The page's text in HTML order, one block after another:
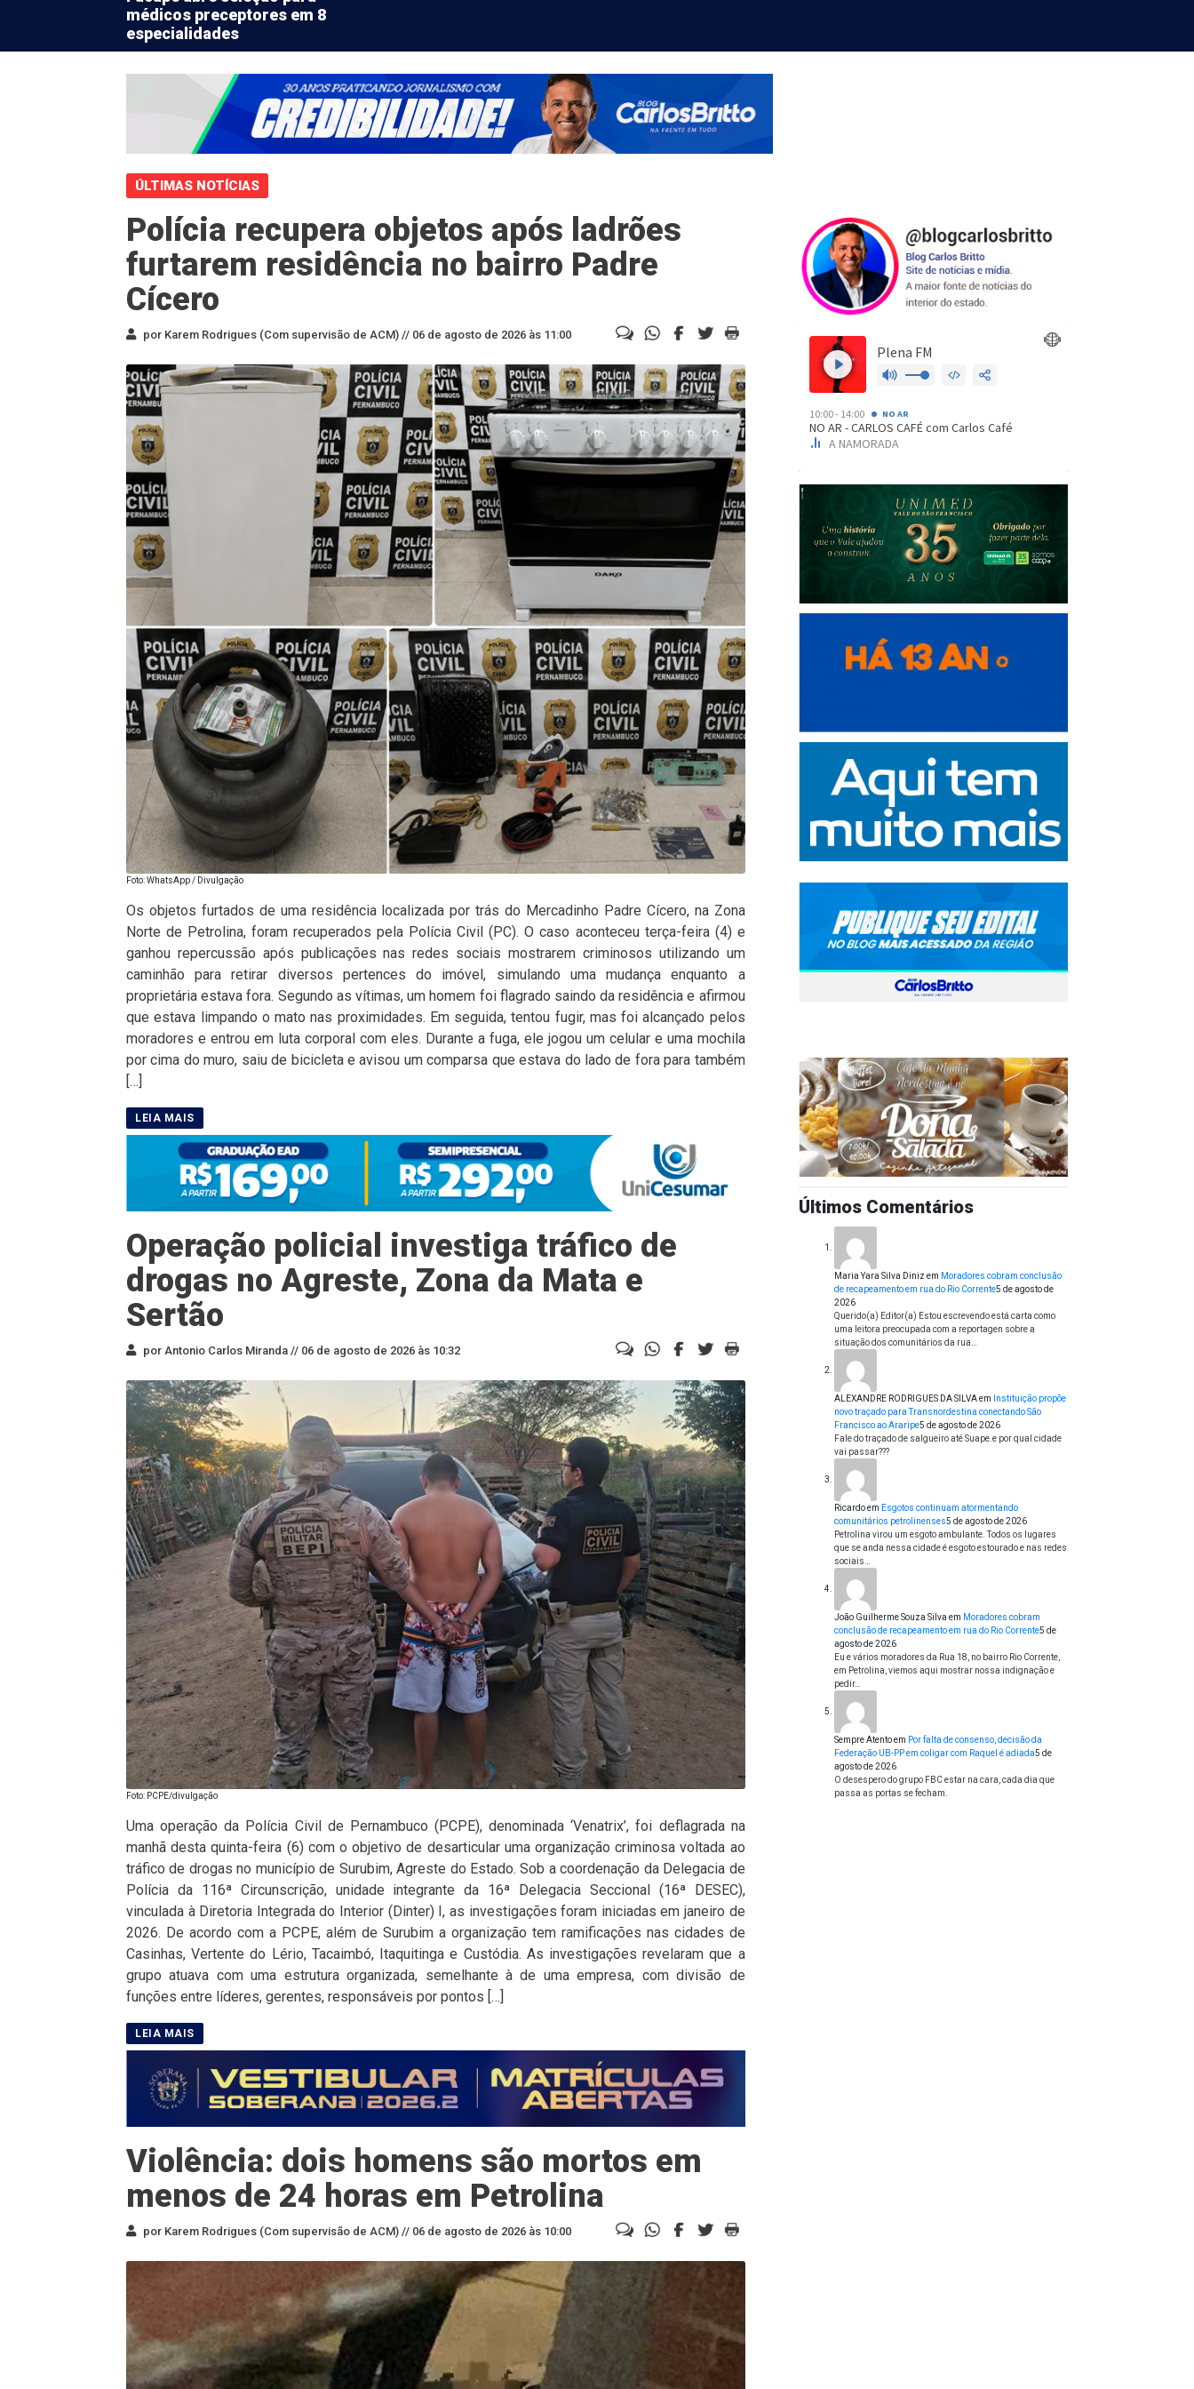
médicos preceptores em 8
especialidades
ÚLTIMAS NOTÍCIAS
Polícia recupera objetos após ladrões
furtarem residência no bairro Padre
Cícero
por Karem Rodrigues (Com supervisão de ACM) // 06 de agosto de 2026 às 11:00
Foto: WhatsApp / Divulgação
Os objetos furtados de uma residência localizada por trás do Mercadinho Padre Cícero, na Zona
Norte de Petrolina, foram recuperados pela Polícia Civil (PC). O caso aconteceu terça-feira (4) e
ganhou repercussão após publicações nas redes sociais mostrarem criminosos utilizando um
caminhão para retirar diversos pertences do imóvel, simulando uma mudança enquanto a
proprietária estava fora. Segundo as vítimas, um homem foi flagrado saindo da residência e afirmou
que estava limpando o mato nas proximidades. Em seguida, tentou fugir, mas foi alcançado pelos
moradores e entrou em luta corporal com eles. Durante a fuga, ele jogou um celular e uma mochila
por cima do muro, saiu de bicicleta e avisou um comparsa que estava do lado de fora para também
[…]
Operação policial investiga tráfico de
drogas no Agreste, Zona da Mata e
Sertão
por Antonio Carlos Miranda // 06 de agosto de 2026 às 10:32
Foto: PCPE/divulgação
Uma operação da Polícia Civil de Pernambuco (PCPE), denominada ‘Venatrix’, foi deflagrada na
manhã desta quinta-feira (6) com o objetivo de desarticular uma organização criminosa voltada ao
tráfico de drogas no município de Surubim, Agreste do Estado. Sob a coordenação da Delegacia de
Polícia da 116ª Circunscrição, unidade integrante da 16ª Delegacia Seccional (16ª DESEC),
vinculada à Diretoria Integrada do Interior (Dinter) I, as investigações foram iniciadas em janeiro de
2026. De acordo com a PCPE, além de Surubim a organização tem ramificações nas cidades de
Casinhas, Vertente do Lério, Tacaimbó, Itaquitinga e Custódia. As investigações revelaram que a
grupo atuava com uma estrutura organizada, semelhante à de uma empresa, com divisão de
funções entre líderes, gerentes, responsáveis por pontos […]
Violência: dois homens são mortos em
menos de 24 horas em Petrolina
por Karem Rodrigues (Com supervisão de ACM) // 06 de agosto de 2026 às 10:00
Últimos Comentários
Maria Yara Silva Diniz em Moradores cobram conclusão
de recapeamento em rua do Rio Corrente5 de agosto de
2026
Querido(a) Editor(a) Estou escrevendo está carta como
uma leitora preocupada com a reportagen sobre a
situação dos comunitários da rua…
ALEXANDRE RODRIGUES DA SILVAem
Instituição propõe
novo traçado para Transnordestina conectando São
Francisco ao Araripe5 de agosto de 2026
Fale do traçado de salgueiro até Suape.e por qual cidade
vai passar???
Ricardoem Esgotos continuam atormentando
comunitários petrolinenses5 de agosto de 2026
Petrolina virou um esgoto ambulante. Todos os lugares
que se anda nessa cidade é esgoto estourado e nas redes
sociais…
João Guilherme Souza Silva em Moradores cobram
conclusão de recapeamento em rua do Rio Corrente5 de
agosto de 2026
Eu e vários moradores da Rua 18, no bairro Rio Corrente,
em Petrolina, viemos aqui mostrar nossa indignação e
pedir…
Sempre Atentoem Por falta de consenso, decisão da
Federação UB-PP em coligar com Raquel é adiada5 de
agosto de 2026
O desespero do grupo FBC estar na cara, cada dia que
passa as portas se fecham.